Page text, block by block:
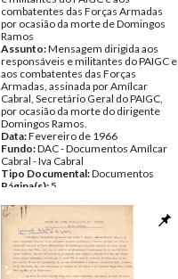
combatentes das Forças Armadas
por ocasião da morte de Domingos
Ramos
Assunto:Mensagem dirigida aos
responsáveis e militantes do PAIGC e
aos combatentes das Forças
Armadas, assinada por Amílcar
Cabral, Secretário Geral do PAIGC,
por ocasião da morte do dirigente
Domingos Ramos.
Data:Fevereiro de 1966
Fundo:DAC - Documentos Amílcar
Cabral - Iva Cabral
Tipo Documental:Documentos
Página(s): 5